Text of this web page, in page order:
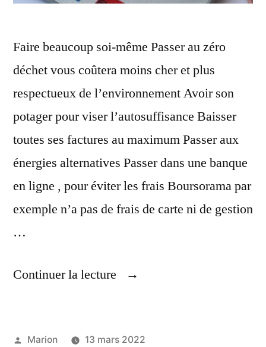
Faire beaucoup soi-même Passer au zéro
déchet vous coûtera moins cher et plus
respectueux de l’environnement Avoir son
potager pour viser l’autosuffisance Baisser
toutes ses factures au maximum Passer aux
énergies alternatives Passer dans une banque
en ligne , pour éviter les frais Boursorama par
exemple n’a pas de frais de carte ni de gestion
…
Continuer la lecture
« Baisser
De
Publié
Marion 13 mars 2022